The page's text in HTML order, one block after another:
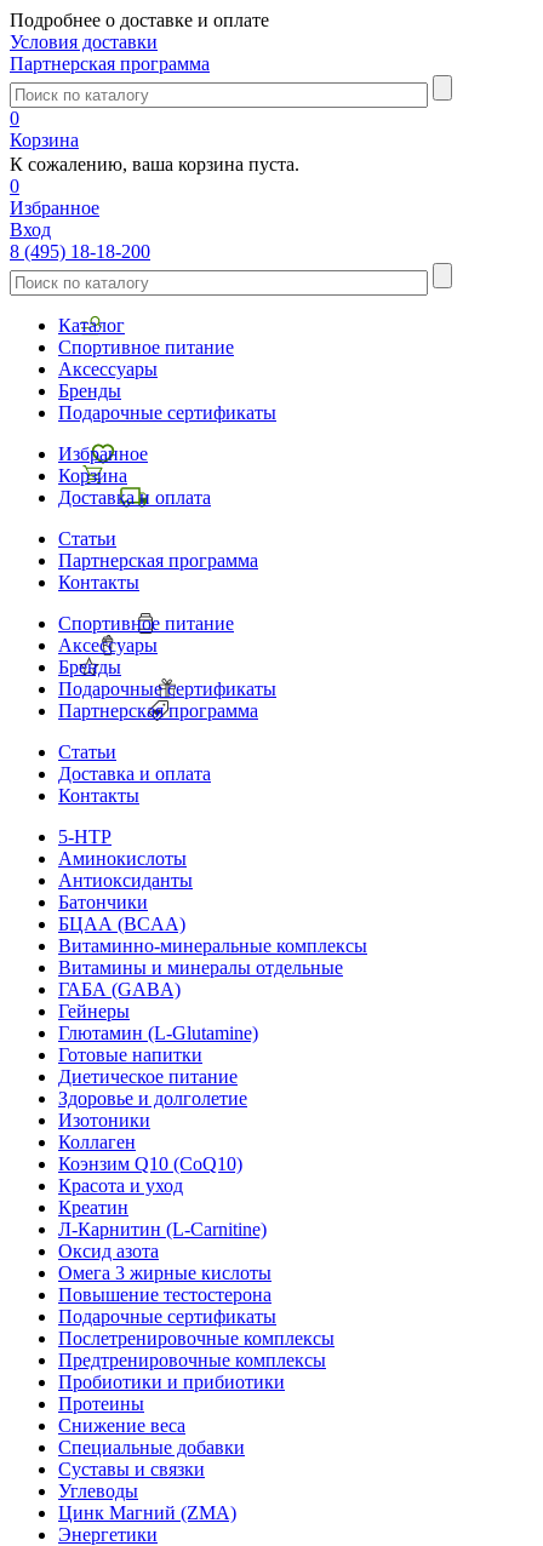
Подробнее о доставке и оплате
Условия доставки
Партнерская программа
0
Корзина
К сожалению, ваша корзина пуста.
0
Избранное
Вход
8 (495) 18-18-200
Каталог
Спортивное питание
Аксессуары
Бренды
Подарочные сертификаты
Избранное
Корзина
Доставка и оплата
Статьи
Партнерская программа
Контакты
Спортивное питание
Аксессуары
Бренды
Подарочные сертификаты
Партнерская программа
Статьи
Доставка и оплата
Контакты
5-HTP
Аминокислоты
Антиоксиданты
Батончики
БЦАА (BCAA)
Витаминно-минеральные комплексы
Витамины и минералы отдельные
ГАБА (GABA)
Гейнеры
Глютамин (L-Glutamine)
Готовые напитки
Диетическое питание
Здоровье и долголетие
Изотоники
Коллаген
Коэнзим Q10 (CoQ10)
Красота и уход
Креатин
Л-Карнитин (L-Сarnitine)
Оксид азота
Омега 3 жирные кислоты
Повышение тестостерона
Подарочные сертификаты
Послетренировочные комплексы
Предтренировочные комплексы
Пробиотики и прибиотики
Протеины
Снижение веса
Специальные добавки
Суставы и связки
Углеводы
Цинк Магний (ZMA)
Энергетики